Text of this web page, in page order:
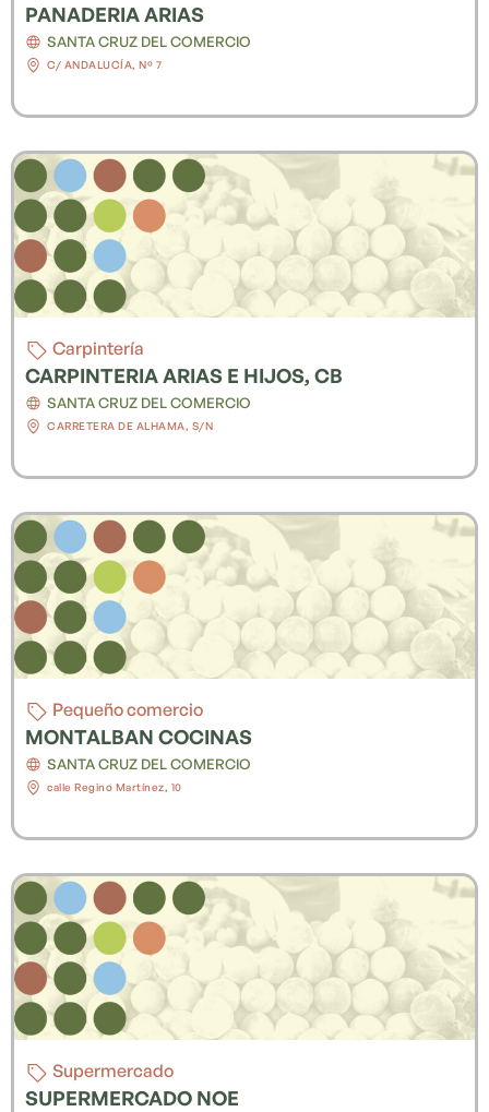
PANADERIA ARIAS
SANTA CRUZ DEL COMERCIO
C/ ANDALUCÍA, Nº 7
Carpintería
CARPINTERIA ARIAS E HIJOS, CB
SANTA CRUZ DEL COMERCIO
CARRETERA DE ALHAMA, S/N
Pequeño comercio
MONTALBAN COCINAS
SANTA CRUZ DEL COMERCIO
calle Regino Martínez, 10
Supermercado
SUPERMERCADO NOE